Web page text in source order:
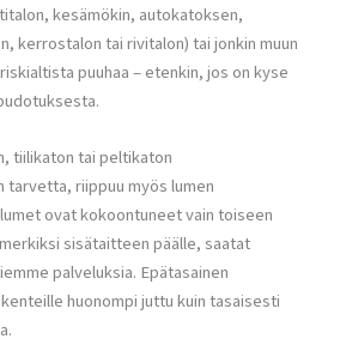
kesämökin, autokatoksen,
kerrostalon tai rivitalon) tai jonkin muun
puuhaa – etenkin, jos on kyse
tiilikaton tai peltikaton
tarvetta, riippuu myös lumen
ovat kokoontuneet vain toiseen
sisätaitteen päälle, saatat
palveluksia. Epätasainen
huonompi juttu kuin tasaisesti